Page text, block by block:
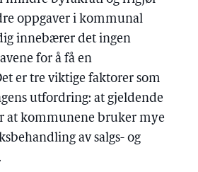
oppgaver i kommunal
innebærer det ingen
for å få en
er tre viktige faktorer som
utfordring: at gjeldende
at kommunene bruker mye
av salgs- og